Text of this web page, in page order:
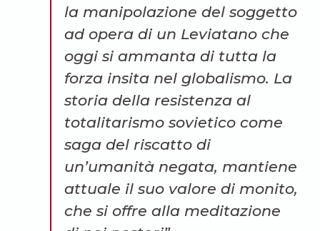
la manipolazione del soggetto
ad opera di un Leviatano che
oggi si ammanta di tutta la
forza insita nel globalismo. La
storia della resistenza al
totalitarismo sovietico come
saga del riscatto di
un’umanità negata, mantiene
attuale il suo valore di monito,
che si offre alla meditazione